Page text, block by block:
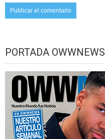
PORTADA OWWNEWS